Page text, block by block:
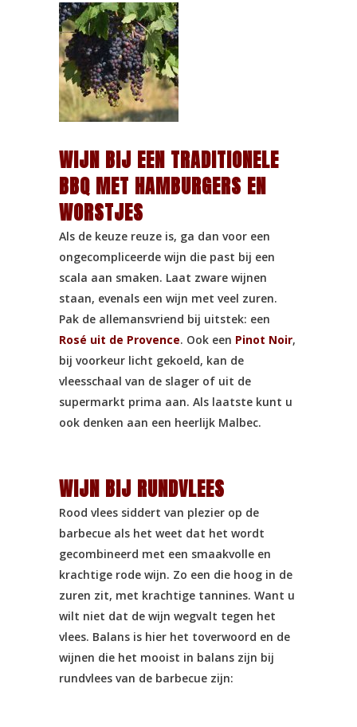
WIJN BIJ EEN TRADITIONELE
BBQ MET HAMBURGERS EN
WORSTJES
Als de keuze reuze is, ga dan voor een
ongecompliceerde wijn die past bij een
scala aan smaken. Laat zware wijnen
staan, evenals een wijn met veel zuren.
Pak de allemansvriend bij uitstek: een
Rosé uit de Provence. Ook een Pinot Noir,
bij voorkeur licht gekoeld, kan de
vleesschaal van de slager of uit de
supermarkt prima aan. Als laatste kunt u
ook denken aan een heerlijk Malbec.
WIJN BIJ RUNDVLEES
Rood vlees siddert van plezier op de
barbecue als het weet dat het wordt
gecombineerd met een smaakvolle en
krachtige rode wijn. Zo een die hoog in de
zuren zit, met krachtige tannines. Want u
wilt niet dat de wijn wegvalt tegen het
vlees. Balans is hier het toverwoord en de
wijnen die het mooist in balans zijn bij
rundvlees van de barbecue zijn: